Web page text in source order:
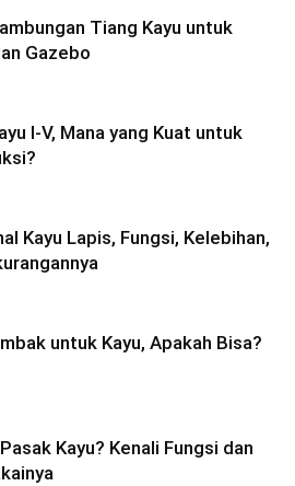
Tiang Kayu untuk
Gazebo
I-V, Mana yang Kuat untuk
Kayu Lapis, Fungsi, Kelebihan,
untuk Kayu, Apakah Bisa?
Kayu? Kenali Fungsi dan